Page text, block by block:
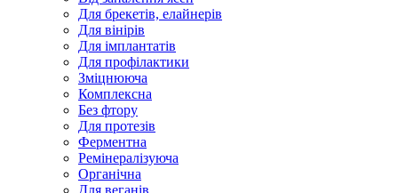
Для брекетів, елайнерів
Для вінірів
Для імплантатів
Для профілактики
Зміцнююча
Комплексна
Без фтору
Для протезів
Ферментна
Ремінералізуюча
Органічна
Для веганів